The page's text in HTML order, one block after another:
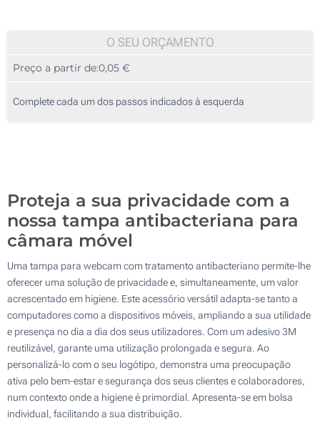
3600
9000
O SEU ORÇAMENTO
Preço a partir de:0,05 €
Complete cada um dos passos indicados à esquerda
Proteja a sua privacidade com a
nossa tampa antibacteriana para
câmara móvel
Uma tampa para webcam com tratamento antibacteriano permite-lhe
oferecer uma solução de privacidade e, simultaneamente, um valor
acrescentado em higiene. Este acessório versátil adapta-se tanto a
computadores como a dispositivos móveis, ampliando a sua utilidade
e presença no dia a dia dos seus utilizadores. Com um adesivo 3M
reutilizável, garante uma utilização prolongada e segura. Ao
personalizá-lo com o seu logótipo, demonstra uma preocupação
ativa pelo bem-estar e segurança dos seus clientes e colaboradores,
num contexto onde a higiene é primordial. Apresenta-se em bolsa
individual, facilitando a sua distribuição.